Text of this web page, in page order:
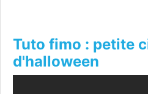
Tuto fimo : petite
d'halloween